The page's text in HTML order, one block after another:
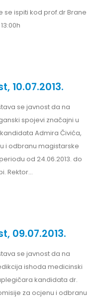
se ispiti kod prof.dr Brane
10.07.2013.
se javnost da na
spojevi značajni u
Admira Čivića,
i odbranu magistarske
od 24.06.2013. do
Rektor...
09.07.2013.
se javnost da na
ishoda medicinski
kandidata dr.
za ocjenu i odbranu